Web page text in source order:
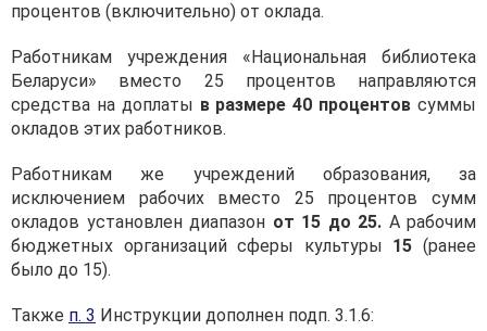
процентов (включительно) от оклада.
Работникам учреждения «Национальная библиотека
Беларуси» вместо 25 процентов направляютcя
средства на доплаты в размере 40 процентов суммы
окладов этих работников.
Работникам же учреждений образования, за
исключением рабочих вместо 25 процентов сумм
окладов установлен диапазон от 15 до 25. А рабочим
бюджетных организаций сферы культуры 15 (ранее
было до 15).
Также п. 3 Инструкции дополнен подп. 3.1.6: